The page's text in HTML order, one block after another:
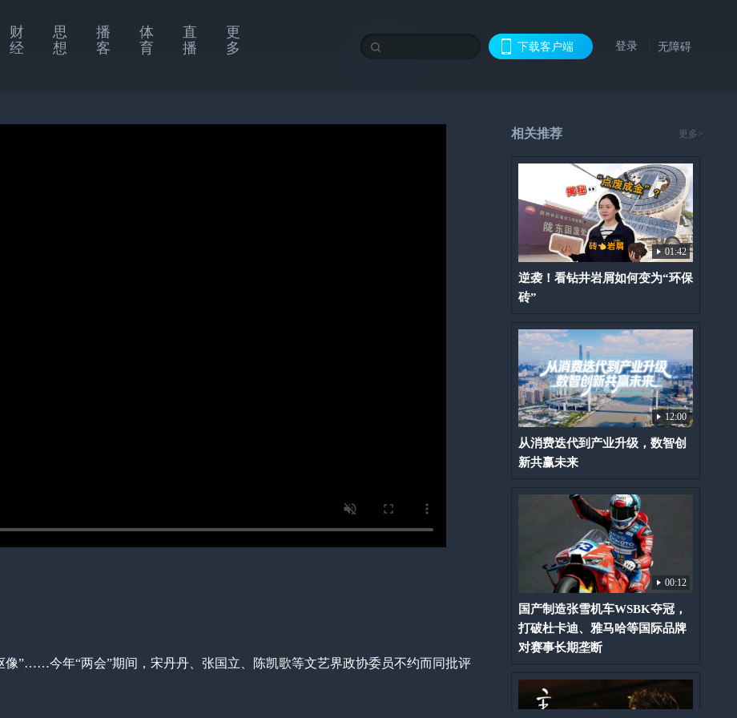
财
经
思
想
播
客
体
育
直
播
更
多
下载客户端 登录 无障碍
像”……今年“两会”期间，宋丹丹、张国立、陈凯歌等文艺界政协委员不约而同批评
相关推荐 更多>
01:42
逆袭！看钻井岩屑如何变为“环保
砖”
12:00
从消费迭代到产业升级，数智创
新共赢未来
00:12
国产制造张雪机车WSBK夺冠，
打破杜卡迪、雅马哈等国际品牌
对赛事长期垄断